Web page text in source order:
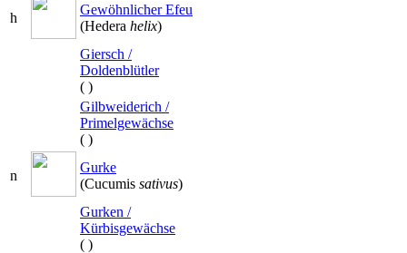
h
Gewöhnlicher Efeu
(Hedera helix)
Giersch /
Doldenblütler
( )
Gilbweiderich /
Primelgewächse
( )
n
Gurke
(Cucumis sativus)
Gurken /
Kürbisgewächse
( )